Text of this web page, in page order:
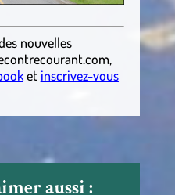
nouvelles
,
et inscrivez-vous
aussi :